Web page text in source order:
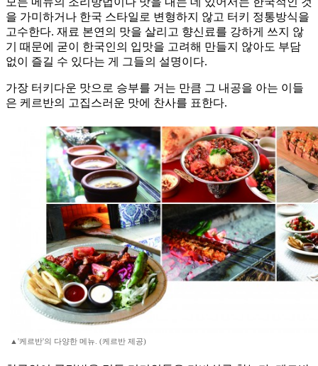
을 가미하거나 한국 스타일로 변형하지 않고 터키 정통방식을
고수한다. 재료 본연의 맛을 살리고 향신료를 강하게 쓰지 않
기 때문에 굳이 한국인의 입맛을 고려해 만들지 않아도 부담
없이 즐길 수 있다는 게 그들의 설명이다.
가장 터키다운 맛으로 승부를 거는 만큼 그 내공을 아는 이들
은 케르반의 고집스러운 맛에 찬사를 표한다.
▲'케르반'의 다양한 메뉴. (케르반 제공)